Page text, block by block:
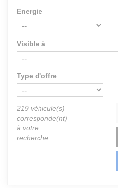
Energie
Visible à
Type d'offre
219 véhicule(s)
corresponde(nt)
à votre
recherche